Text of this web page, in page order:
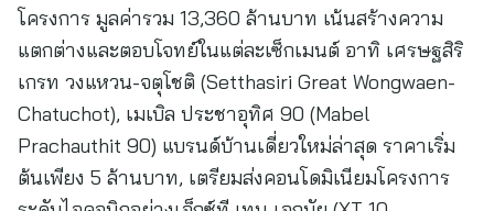
โครงการ มูลค่ารวม 13,360 ล้านบาท เน้นสร้างความ
แตกต่างและตอบโจทย์ในแต่ละเซ็กเมนต์ อาทิ เศรษฐสิริ
เกรท วงแหวน-จตุโชติ (Setthasiri Great Wongwaen-
Chatuchot), เมเบิล ประชาอุทิศ 90 (Mabel
Prachauthit 90) แบรนด์บ้านเดี่ยวใหม่ล่าสุด ราคาเริ่ม
ต้นเพียง 5 ล้านบาท, เตรียมส่งคอนโดมิเนียมโครงการ